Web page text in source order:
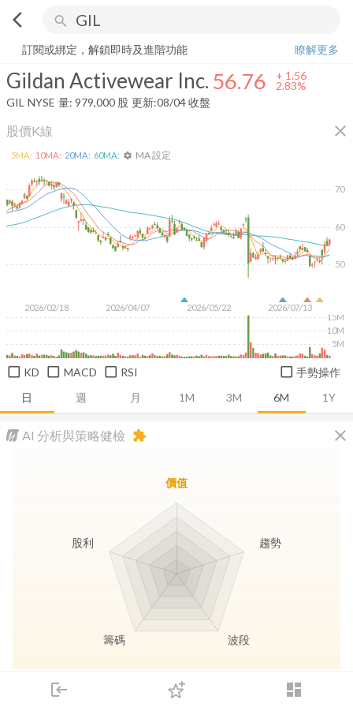
arrow_back_ios search
login dashboard
下單
Gildan Activewear Inc.
訂閱或綁定，解鎖即時及進階功能
瞭解更多
Gildan Activewear Inc. 56.76 + 1.56
2.83%
GIL NYSE 量: 979,000 股 更新:08/04 收盤
股價K線 close
日 週 月 1M 3M 6M 1Y
2026/02/18 2026/04/07 2026/05/22 2026/07/13
50
60
70
5M
10M
15M
5MA: 10MA: 20MA: 60MA: settings MA 設定
KD MACD RSI 手勢操作
AI 分析與策略健檢 close
extension
長線價值 存股收息
價值
趨勢
波段
籌碼
股利